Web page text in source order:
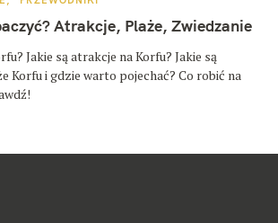
Atrakcje, Plaże, Zwiedzanie
Jakie są atrakcje na Korfu? Jakie są
Korfu i gdzie warto pojechać? Co robić na